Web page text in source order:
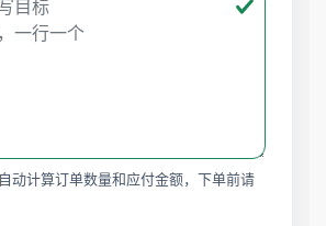
动计算订单数量和应付金额，下单前请